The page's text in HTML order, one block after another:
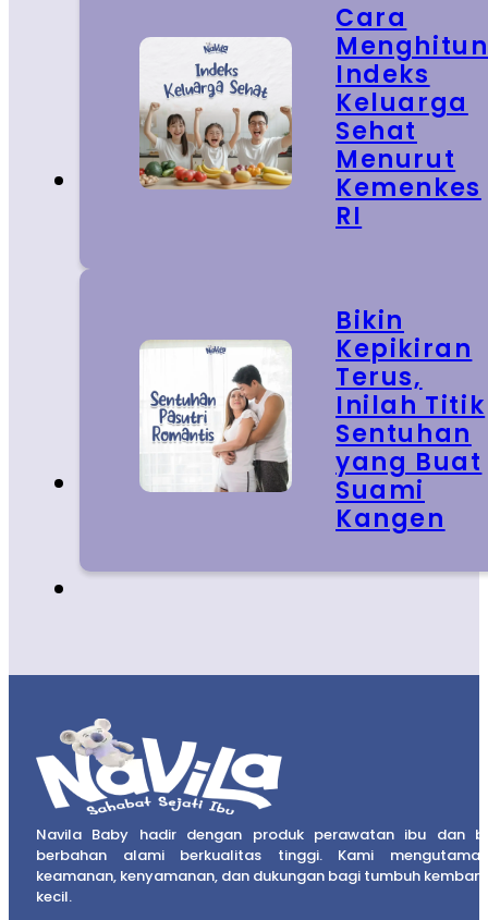
Cara
Indeks
Keluarga
Sehat
Menurut
Kemenkes
RI
Bikin
Kepikiran
Terus,
Inilah Titik
Sentuhan
yang Buat
Suami
Kangen
Navila Baby hadir dengan produk perawatan ibu dan
berbahan alami berkualitas tinggi. Kami
keamanan, kenyamanan, dan dukungan bagi tumbuh
kecil.